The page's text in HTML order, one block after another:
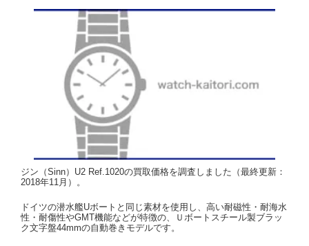
ジン（Sinn）U2 Ref.1020の買取価格を調査しました（最終更新：
2018年11月）。
ドイツの潜水艦Uボートと同じ素材を使用し、高い耐磁性・耐海水
性・耐傷性やGMT機能などが特徴の、Ｕボートスチール製ブラッ
ク文字盤44mmの自動巻きモデルです。